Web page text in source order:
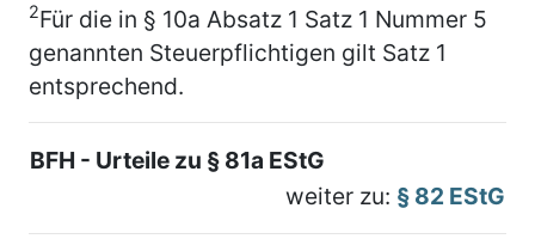
2Für die in § 10a Absatz 1 Satz 1 Nummer 5
genannten Steuerpflichtigen gilt Satz 1
entsprechend.
BFH - Urteile zu § 81a EStG
weiter zu: § 82 EStG